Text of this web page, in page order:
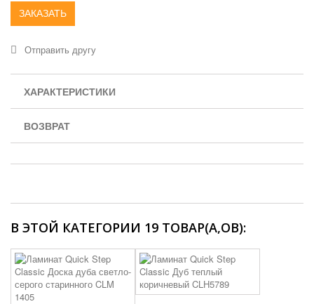
ЗАКАЗАТЬ
Отправить другу
ХАРАКТЕРИСТИКИ
ВОЗВРАТ
В ЭТОЙ КАТЕГОРИИ 19 ТОВАР(А,ОВ):